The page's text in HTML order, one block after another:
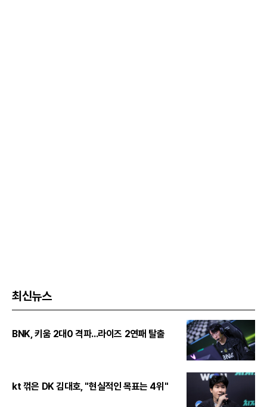
최신뉴스
BNK, 키움 2대0 격파...라이즈 2연패 탈출
kt 꺾은 DK 김대호, "현실적인 목표는 4위"